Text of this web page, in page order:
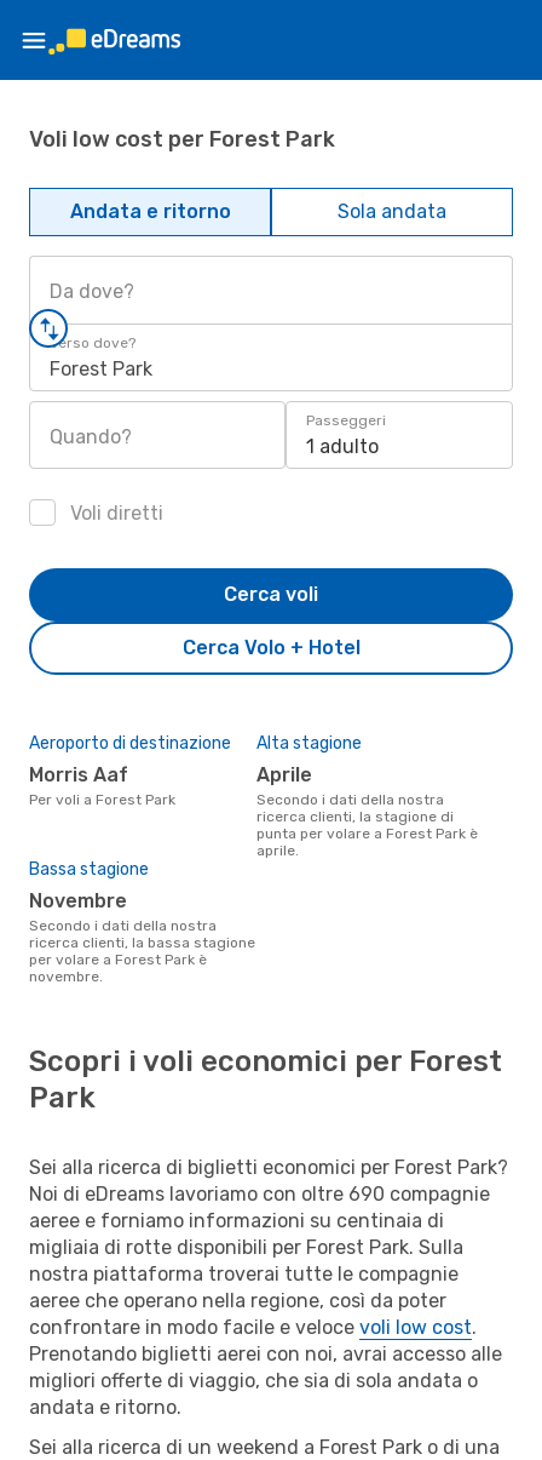
Voli low cost per Forest Park
Andata e ritorno Sola andata
Da dove?
Verso dove?
Forest Park
Quando?
Passeggeri
1 adulto
Voli diretti
Cerca Volo + Hotel
Cerca voli
Aeroporto di destinazione
Morris Aaf
Per voli a Forest Park
Alta stagione
aprile
Secondo i dati della nostra
ricerca clienti, la stagione di
punta per volare a Forest Park è
aprile.
Bassa stagione
novembre
Secondo i dati della nostra
ricerca clienti, la bassa stagione
per volare a Forest Park è
novembre.
Scopri i voli economici per Forest
Park
Sei alla ricerca di biglietti economici per Forest Park?
Noi di eDreams lavoriamo con oltre 690 compagnie
aeree e forniamo informazioni su centinaia di
migliaia di rotte disponibili per Forest Park. Sulla
nostra piattaforma troverai tutte le compagnie
aeree che operano nella regione, così da poter
confrontare in modo facile e veloce voli low cost.
Prenotando biglietti aerei con noi, avrai accesso alle
migliori offerte di viaggio, che sia di sola andata o
andata e ritorno.
Sei alla ricerca di un weekend a Forest Park o di una